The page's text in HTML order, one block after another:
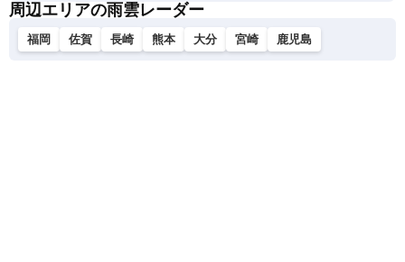
周辺エリアの雨雲レーダー
福岡 佐賀 長崎 熊本 大分 宮崎 鹿児島